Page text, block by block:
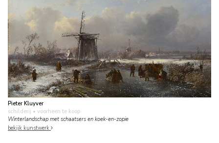
Pieter Kluyver
schilderij • voorheen te koop
Winterlandschap met schaatsers en koek-en-zopie
bekijk kunstwerk